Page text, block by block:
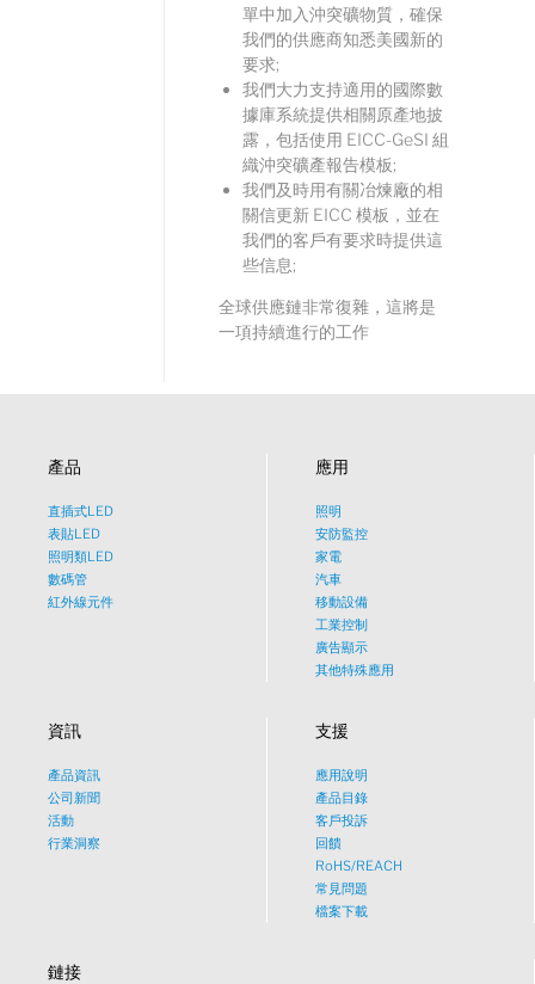
單中加入沖突礦物質，確保
我們的供應商知悉美國新的
要求;
我們大力支持適用的國際數
據庫系統提供相關原產地披
露，包括使用 EICC-GeSI 組
織沖突礦產報告模板;
我們及時用有關冶煉廠的相
關信更新 EICC 模板，並在
我們的客戶有要求時提供這
些信息;
全球供應鏈非常復雜，這將是
一項持續進行的工作
產品
直插式LED
表貼LED
照明類LED
數碼管
紅外線元件
應用
照明
安防監控
家電
汽車
移動設備
工業控制
廣告顯示
其他特殊應用
資訊
產品資訊
公司新聞
活動
行業洞察
支援
應用說明
產品目錄
客戶投訴
回饋
RoHS/REACH
常見問題
檔案下載
鏈接
陸希
Sales Manager
What would you like to talk